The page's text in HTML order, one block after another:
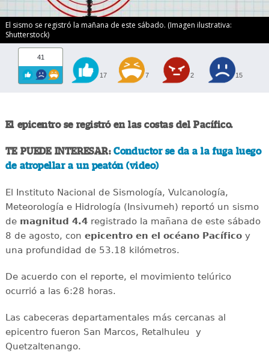
El sismo se registró la mañana de este sábado. (Imagen ilustrativa:
Shutterstock)
41
17 7 2 15
El epicentro se registró en las costas del Pacífico.
TE PUEDE INTERESAR:Conductor se da a la fuga luego
de atropellar a un peatón (video)
El Instituto Nacional de Sismología, Vulcanología,
Meteorología e Hidrología (Insivumeh) reportó un sismo
de magnitud 4.4registrado la mañana de este sábado
8 de agosto, con epicentro en el océano Pacíficoy
una profundidad de 53.18 kilómetros.
De acuerdo con el reporte, el movimiento telúrico
ocurrió a las 6:28 horas.
Las cabeceras departamentales más cercanas al
epicentro fueron San Marcos, Retalhuleu y
Quetzaltenango.